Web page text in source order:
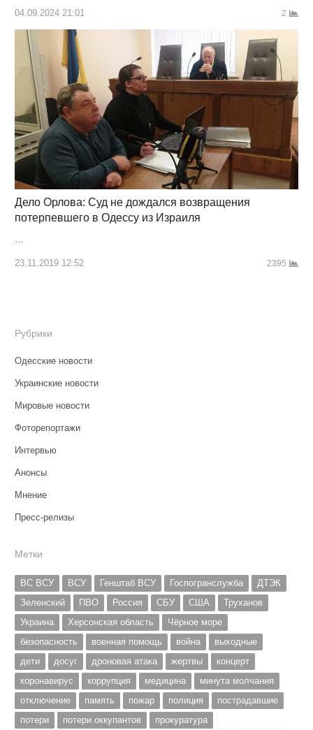
04.09.2024 21:01 2
Дело Орлова: Суд не дождался возвращения
потерпевшего в Одессу из Израиля
23.11.2019 12:52 2395
Рубрики
Одесские новости
Украинские новости
Мировые новости
Фоторепортажи
Интервью
Анонсы
Мнение
Пресс-релизы
Метки
ВС ВСУ ВСУ Генштаб ВСУ Госпогранслужба
ДТЭК
Зеленский
ПВО Россия СБУ США
Труханов
Украина
Херсонская область
Чёрное море
безопасность
военная помощь война
выходные
дети
досуг дроновая атака жертвы
концерт
коронавирус
коррупция медицина
минута молчания
отключение
память пожар полиция
пострадавшие
потери
потери оккупантов
прокуратура